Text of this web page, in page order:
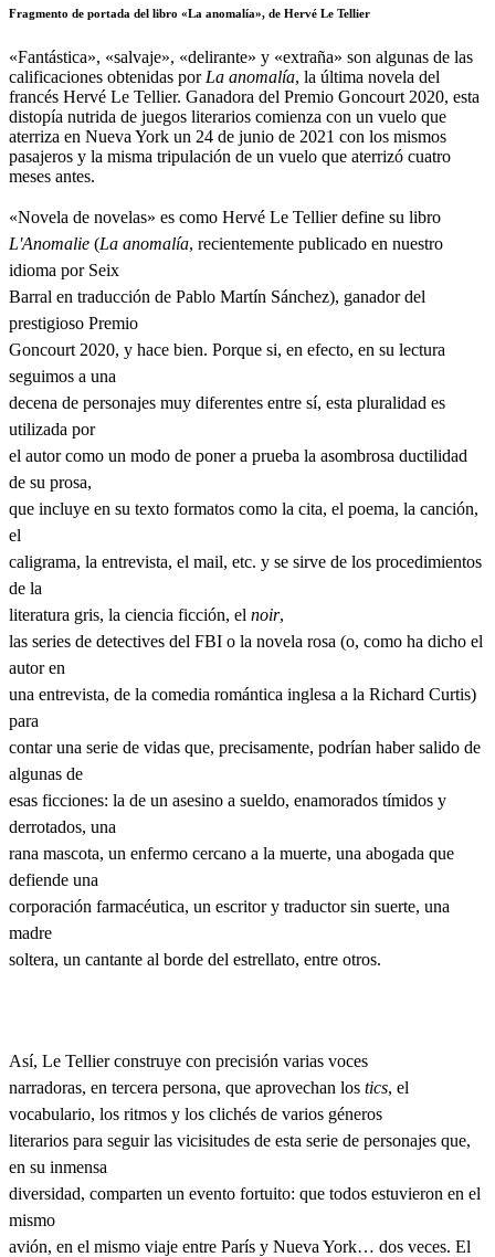
Fragmento de portada del libro «La anomalía», de Hervé Le Tellier
«Fantástica», «salvaje», «delirante» y «extraña» son algunas de las
calificaciones obtenidas por La anomalía, la última novela del
francés Hervé Le Tellier. Ganadora del Premio Goncourt 2020, esta
distopía nutrida de juegos literarios comienza con un vuelo que
aterriza en Nueva York un 24 de junio de 2021 con los mismos
pasajeros y la misma tripulación de un vuelo que aterrizó cuatro
meses antes.
«Novela de novelas» es como Hervé Le Tellier define su libro
L'Anomalie (La anomalía, recientemente publicado en nuestro
idioma por Seix
Barral en traducción de Pablo Martín Sánchez), ganador del
prestigioso Premio
Goncourt 2020, y hace bien. Porque si, en efecto, en su lectura
seguimos a una
decena de personajes muy diferentes entre sí, esta pluralidad es
utilizada por
el autor como un modo de poner a prueba la asombrosa ductilidad
de su prosa,
que incluye en su texto formatos como la cita, el poema, la canción,
el
caligrama, la entrevista, el mail, etc. y se sirve de los procedimientos
de la
literatura gris, la ciencia ficción, el noir,
las series de detectives del FBI o la novela rosa (o, como ha dicho el
autor en
una entrevista, de la comedia romántica inglesa a la Richard Curtis)
para
contar una serie de vidas que, precisamente, podrían haber salido de
algunas de
esas ficciones: la de un asesino a sueldo, enamorados tímidos y
derrotados, una
rana mascota, un enfermo cercano a la muerte, una abogada que
defiende una
corporación farmacéutica, un escritor y traductor sin suerte, una
madre
soltera, un cantante al borde del estrellato, entre otros.
Así, Le Tellier construye con precisión varias voces
narradoras, en tercera persona, que aprovechan los tics, el
vocabulario, los ritmos y los clichés de varios géneros
literarios para seguir las vicisitudes de esta serie de personajes que,
en su inmensa
diversidad, comparten un evento fortuito: que todos estuvieron en el
mismo
avión, en el mismo viaje entre París y Nueva York… dos veces. El